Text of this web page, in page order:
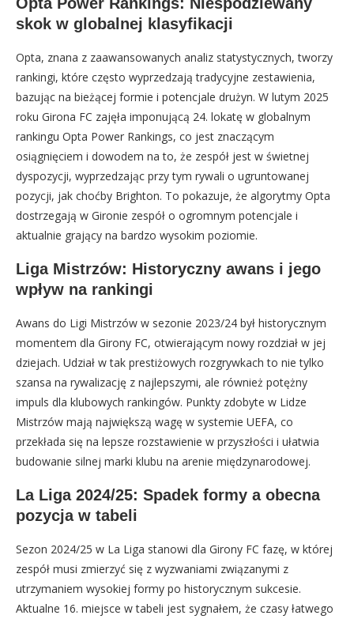
skok w globalnej klasyfikacji
Opta, znana z zaawansowanych analiz statystycznych, tworzy
rankingi, które często wyprzedzają tradycyjne zestawienia,
bazując na bieżącej formie i potencjale drużyn. W lutym 2025
roku Girona FC zajęła imponującą 24. lokatę w globalnym
rankingu Opta Power Rankings, co jest znaczącym
osiągnięciem i dowodem na to, że zespół jest w świetnej
dyspozycji, wyprzedzając przy tym rywali o ugruntowanej
pozycji, jak choćby Brighton. To pokazuje, że algorytmy Opta
dostrzegają w Gironie zespół o ogromnym potencjale i
aktualnie grający na bardzo wysokim poziomie.
Liga Mistrzów: Historyczny awans i jego
wpływ na rankingi
Awans do Ligi Mistrzów w sezonie 2023/24 był historycznym
momentem dla Girony FC, otwierającym nowy rozdział w jej
dziejach. Udział w tak prestiżowych rozgrywkach to nie tylko
szansa na rywalizację z najlepszymi, ale również potężny
impuls dla klubowych rankingów. Punkty zdobyte w Lidze
Mistrzów mają największą wagę w systemie UEFA, co
przekłada się na lepsze rozstawienie w przyszłości i ułatwia
budowanie silnej marki klubu na arenie międzynarodowej.
La Liga 2024/25: Spadek formy a obecna
pozycja w tabeli
Sezon 2024/25 w La Liga stanowi dla Girony FC fazę, w której
zespół musi zmierzyć się z wyzwaniami związanymi z
utrzymaniem wysokiej formy po historycznym sukcesie.
Aktualne 16. miejsce w tabeli jest sygnałem, że czasy łatwego